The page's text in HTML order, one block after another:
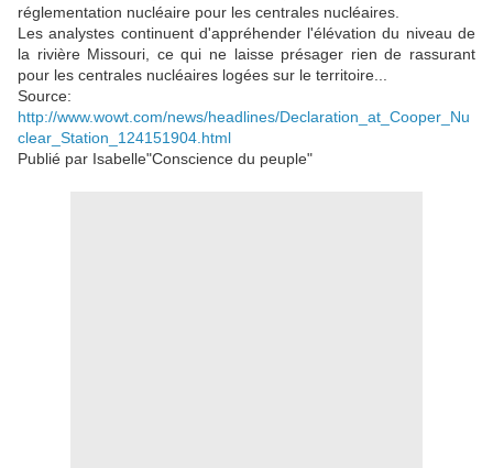
réglementation nucléaire pour les centrales nucléaires.
Les analystes continuent d'appréhender l'élévation du niveau de
la rivière Missouri, ce qui ne laisse présager rien de rassurant
pour les centrales nucléaires logées sur le territoire...
Source:
http://www.wowt.com/news/headlines/Declaration_at_Cooper_Nu
clear_Station_124151904.html
Publié par Isabelle"Conscience du peuple"